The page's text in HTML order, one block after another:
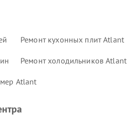
Ремонт кухонных плит Atlant
Ремонт холодильников Atlant
Atlant